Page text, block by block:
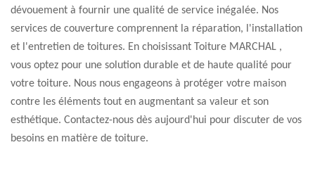
dévouement à fournir une qualité de service inégalée. Nos
services de couverture comprennent la réparation, l'installation
et l'entretien de toitures. En choisissant Toiture MARCHAL ,
vous optez pour une solution durable et de haute qualité pour
votre toiture. Nous nous engageons à protéger votre maison
contre les éléments tout en augmentant sa valeur et son
esthétique. Contactez-nous dès aujourd'hui pour discuter de vos
besoins en matière de toiture.